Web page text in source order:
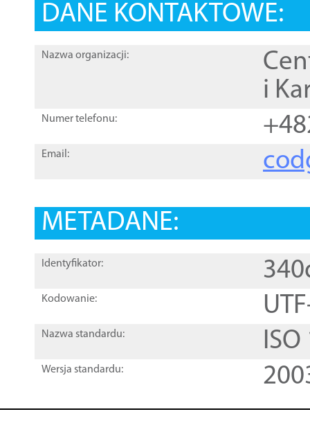
DANE KONTAKTOWE:
Nazwa organizacji:
i
Numer telefonu:
Email:
METADANE:
Identyfikator:
Kodowanie:
Nazwa standardu:
Wersja standardu: